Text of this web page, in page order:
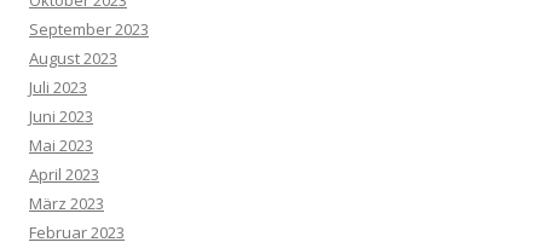
September 2023
August 2023
Juli 2023
Juni 2023
Mai 2023
April 2023
März 2023
Februar 2023